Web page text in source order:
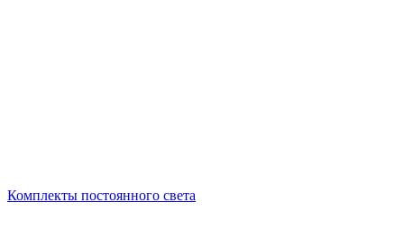
Комплекты постоянного света